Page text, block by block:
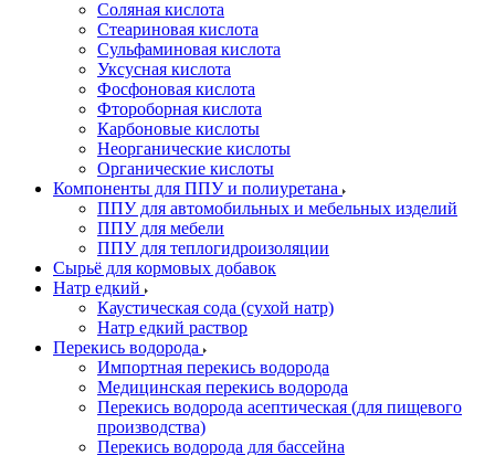
Соляная кислота
Стеариновая кислота
Сульфаминовая кислота
Уксусная кислота
Фосфоновая кислота
Фтороборная кислота
Карбоновые кислоты
Неорганические кислоты
Органические кислоты
Компоненты для ППУ и полиуретана
ППУ для автомобильных и мебельных изделий
ППУ для мебели
ППУ для теплогидроизоляции
Сырьё для кормовых добавок
Натр едкий
Каустическая сода (сухой натр)
Натр едкий раствор
Перекись водорода
Импортная перекись водорода
Медицинская перекись водорода
Перекись водорода асептическая (для пищевого
производства)
Перекись водорода для бассейна